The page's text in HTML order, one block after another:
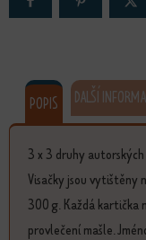
POPIS DALŠÍ
3 x 3 druhy
Visačky jsou vytištěny
300 g. Každá kartička
provlečení mašle.